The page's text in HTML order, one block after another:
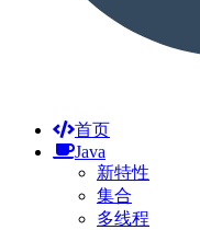
首页
Java
新特性
集合
多线程